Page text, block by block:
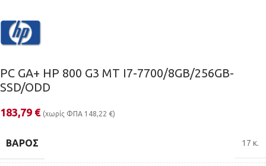
PC GA+ HP 800 G3 MT I7-7700/8GB/256GB-
SSD/ODD
183,79 € (χωρίς ΦΠΑ 148,22 €)
ΒΆΡΟΣ 17 κ.